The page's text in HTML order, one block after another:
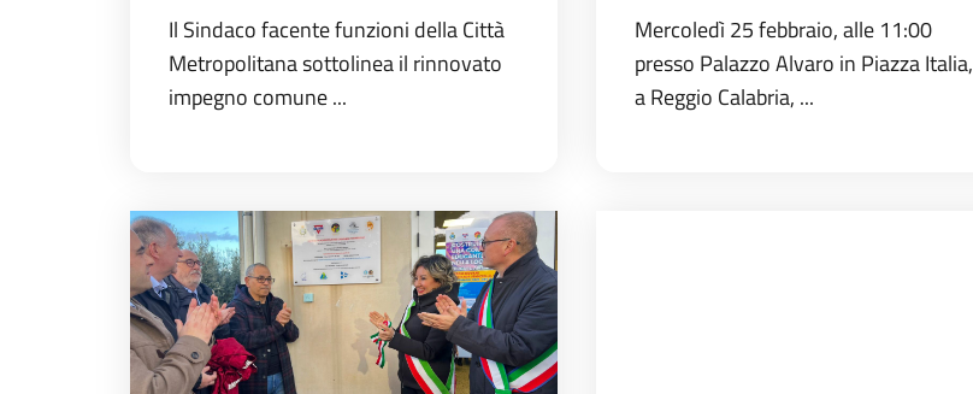
Il Sindaco facente funzioni della Città
Metropolitana sottolinea il rinnovato
impegno comune ...
Mercoledì 25 febbraio, alle 11:00
presso Palazzo Alvaro in Piazza Italia,
a Reggio Calabria, ...